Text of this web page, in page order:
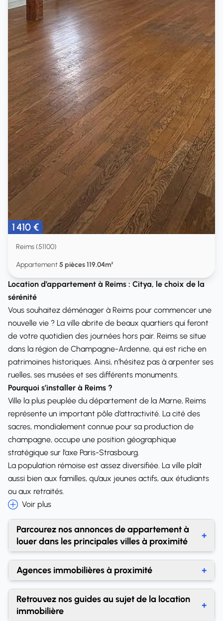
1 410 €
Reims (51100)
Appartement5 pièces 119.04m²
Location d’appartement à Reims : Citya, le choix de la
sérénité
Vous souhaitez déménager à Reims pour commencer une
nouvelle vie ? La ville abrite de beaux quartiers qui feront
de votre quotidien des journées hors pair. Reims se situe
dans la région de Champagne-Ardenne, qui est riche en
patrimoines historiques. Ainsi, n’hésitez pas à arpenter ses
ruelles, ses musées et ses différents monuments.
Pourquoi s’installer à Reims ?
Ville la plus peuplée du département de la Marne, Reims
représente un important pôle d’attractivité. La cité des
sacres, mondialement connue pour sa production de
champagne, occupe une position géographique
stratégique sur l’axe Paris-Strasbourg.
La population rémoise est assez diversifiée. La ville plaît
aussi bien aux familles, qu’aux jeunes actifs, aux étudiants
ou aux retraités.
Voir plus
Parcourez nos annonces de appartement à
louer dans les principales villes à proximité
+
Location appartement Bétheny
Location appartement Sillery
Location appartement Gueux
Agences immobilières à proximité +
Agences immobilières Reims
Retrouvez nos guides au sujet de la location
immobilière
+